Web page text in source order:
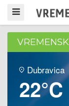
Dubravica
22°C